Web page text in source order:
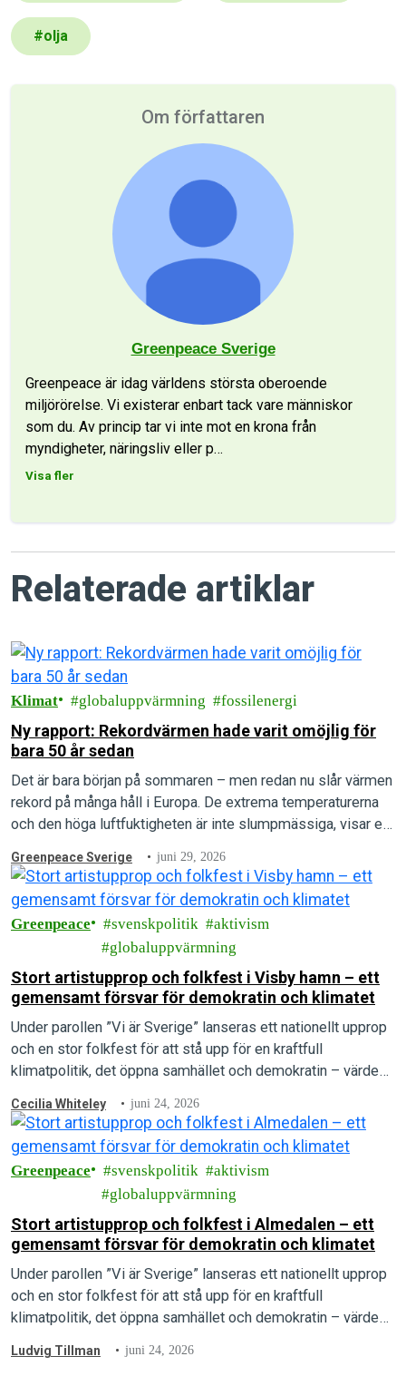
#olja
Om författaren
Greenpeace Sverige
Greenpeace är idag världens största oberoende
miljörörelse. Vi existerar enbart tack vare människor
som du. Av princip tar vi inte mot en krona från
myndigheter, näringsliv eller p…
Visa fler
Relaterade artiklar
Klimat globaluppvärmning fossilenergi
Ny rapport: Rekordvärmen hade varit omöjlig för
bara 50 år sedan
Det är bara början på sommaren – men redan nu slår värmen
rekord på många håll i Europa. De extrema temperaturerna
och den höga luftfuktigheten är inte slumpmässiga, visar en
Greenpeace Sverige juni 29, 2026
Greenpeace svenskpolitik
aktivism
globaluppvärmning
Stort artistupprop och folkfest i Visby hamn – ett
gemensamt försvar för demokratin och klimatet
Under parollen ”Vi är Sverige” lanseras ett nationellt upprop
och en stor folkfest för att stå upp för en kraftfull
klimatpolitik, det öppna samhället och demokratin – värden
Cecilia Whiteley juni 24, 2026
Greenpeace svenskpolitik
aktivism
globaluppvärmning
Stort artistupprop och folkfest i Almedalen – ett
gemensamt försvar för demokratin och klimatet
Under parollen ”Vi är Sverige” lanseras ett nationellt upprop
och en stor folkfest för att stå upp för en kraftfull
klimatpolitik, det öppna samhället och demokratin – värden
Ludvig Tillman juni 24, 2026